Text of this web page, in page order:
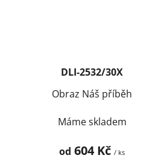
DLI-2532/30X
Obraz Náš příběh
Máme skladem
od 604 Kč / ks